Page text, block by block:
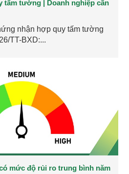
tấm tường | Doanh nghiệp cần
nhận hợp quy tấm tường
TT-BXD:...
mức độ rủi ro trung bình năm